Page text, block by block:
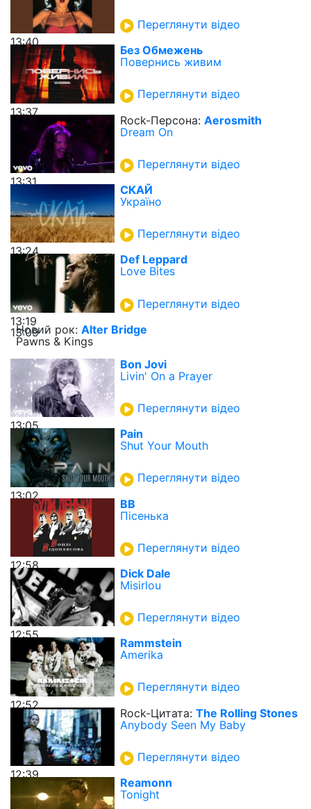
13:40
Переглянути відео
13:37
Без Обмежень
Повернись живим
Переглянути відео
13:31
Rock-Персона: Aerosmith
Dream On
Переглянути відео
13:24
СКАЙ
Україно
Переглянути відео
13:19
Def Leppard
Love Bites
Переглянути відео
13:09
Новий рок: Alter Bridge
Pawns & Kings
13:05
Bon Jovi
Livin' On a Prayer
Переглянути відео
13:02
Pain
Shut Your Mouth
Переглянути відео
12:58
ВВ
Пісенька
Переглянути відео
12:55
Dick Dale
Misirlou
Переглянути відео
12:52
Rammstein
Amerika
Переглянути відео
12:39
Rock-Цитата: The Rolling Stones
Anybody Seen My Baby
Переглянути відео
Reamonn
Tonight